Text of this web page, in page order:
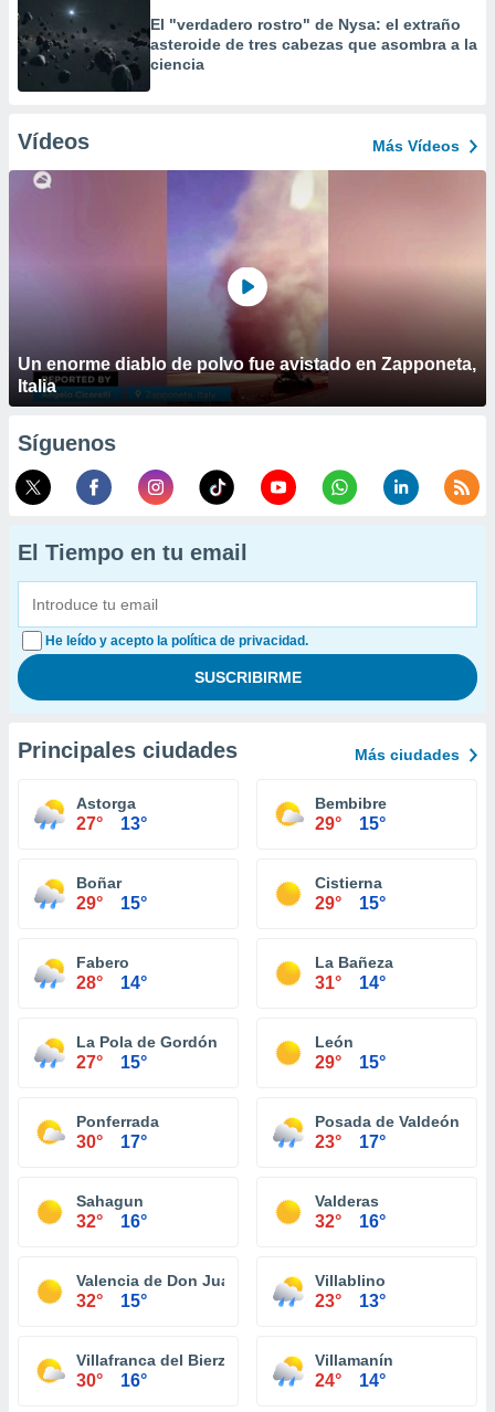
El "verdadero rostro" de Nysa: el extraño
asteroide de tres cabezas que asombra a la
ciencia
Vídeos Más Vídeos
Un enorme diablo de polvo fue avistado en Zapponeta,
Italia
Síguenos
El Tiempo en tu email
He leído y acepto la política de privacidad.
Principales ciudades Más ciudades
Astorga
27° 13°
Bembibre
29° 15°
Boñar
29° 15°
Cistierna
29° 15°
Fabero
28° 14°
La Bañeza
31° 14°
La Pola de Gordón
27° 15°
León
29° 15°
Ponferrada
30° 17°
Posada de Valdeón
23° 17°
Sahagun
32° 16°
Valderas
32° 16°
Valencia de Don Juan
32° 15°
Villablino
23° 13°
Villafranca del Bierzo
30° 16°
Villamanín
24° 14°